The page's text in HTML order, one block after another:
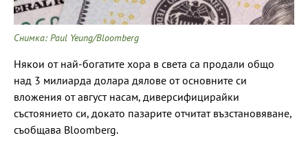
Снимка: Paul Yeung/Bloomberg
Някои от най-богатите хора в света са продали общо
над 3 милиарда долара дялове от основните си
вложения от август насам, диверсифицирайки
състоянието си, докато пазарите отчитат възстановяване,
съобщава Bloomberg.